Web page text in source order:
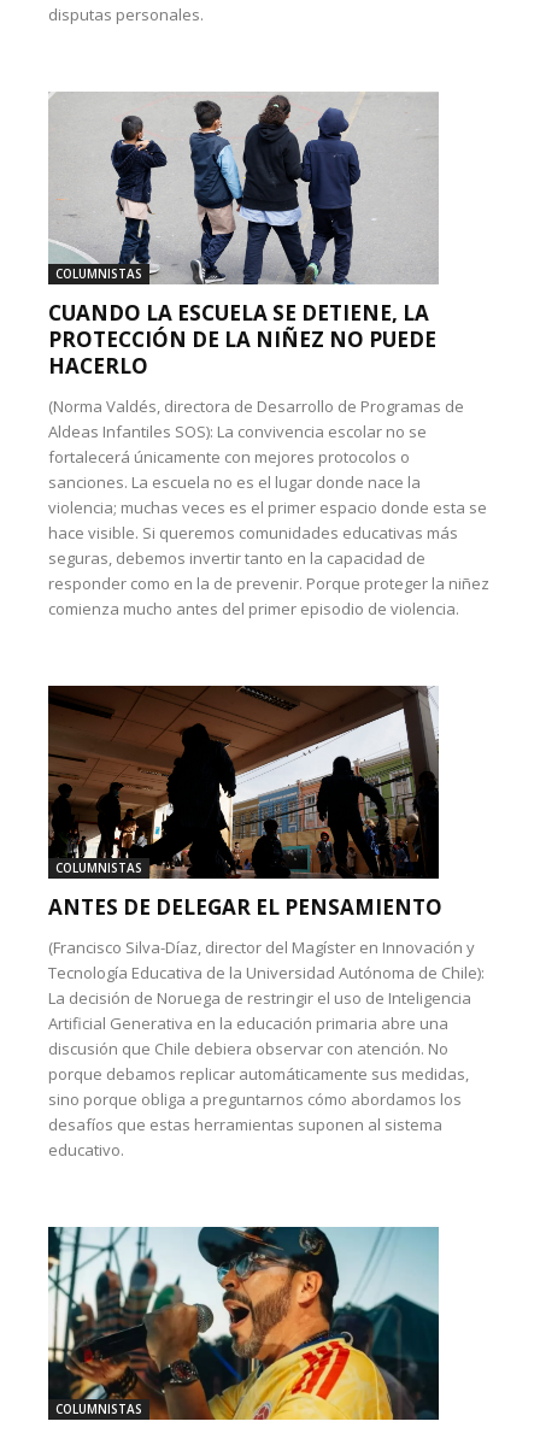
disputas personales.
COLUMNISTAS
CUANDO LA ESCUELA SE DETIENE, LA
PROTECCIÓN DE LA NIÑEZ NO PUEDE
HACERLO
(Norma Valdés, directora de Desarrollo de Programas de
Aldeas Infantiles SOS): La convivencia escolar no se
fortalecerá únicamente con mejores protocolos o
sanciones. La escuela no es el lugar donde nace la
violencia; muchas veces es el primer espacio donde esta se
hace visible. Si queremos comunidades educativas más
seguras, debemos invertir tanto en la capacidad de
responder como en la de prevenir. Porque proteger la niñez
comienza mucho antes del primer episodio de violencia.
COLUMNISTAS
ANTES DE DELEGAR EL PENSAMIENTO
(Francisco Silva-Díaz, director del Magíster en Innovación y
Tecnología Educativa de la Universidad Autónoma de Chile):
La decisión de Noruega de restringir el uso de Inteligencia
Artificial Generativa en la educación primaria abre una
discusión que Chile debiera observar con atención. No
porque debamos replicar automáticamente sus medidas,
sino porque obliga a preguntarnos cómo abordamos los
desafíos que estas herramientas suponen al sistema
educativo.
COLUMNISTAS